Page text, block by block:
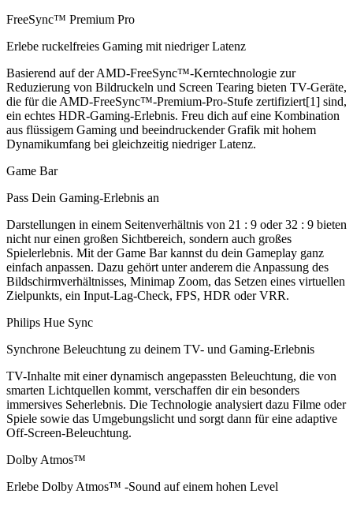
FreeSync™ Premium Pro
Erlebe ruckelfreies Gaming mit niedriger Latenz
Basierend auf der AMD-FreeSync™-Kerntechnologie zur
Reduzierung von Bildruckeln und Screen Tearing bieten TV-Geräte,
die für die AMD-FreeSync™-Premium-Pro-Stufe zertifiziert[1] sind,
ein echtes HDR-Gaming-Erlebnis. Freu dich auf eine Kombination
aus flüssigem Gaming und beeindruckender Grafik mit hohem
Dynamikumfang bei gleichzeitig niedriger Latenz.
Game Bar
Pass Dein Gaming-Erlebnis an
Darstellungen in einem Seitenverhältnis von 21 : 9 oder 32 : 9 bieten
nicht nur einen großen Sichtbereich, sondern auch großes
Spielerlebnis. Mit der Game Bar kannst du dein Gameplay ganz
einfach anpassen. Dazu gehört unter anderem die Anpassung des
Bildschirmverhältnisses, Minimap Zoom, das Setzen eines virtuellen
Zielpunkts, ein Input-Lag-Check, FPS, HDR oder VRR.
Philips Hue Sync
Synchrone Beleuchtung zu deinem TV- und Gaming-Erlebnis
TV-Inhalte mit einer dynamisch angepassten Beleuchtung, die von
smarten Lichtquellen kommt, verschaffen dir ein besonders
immersives Seherlebnis. Die Technologie analysiert dazu Filme oder
Spiele sowie das Umgebungslicht und sorgt dann für eine adaptive
Off-Screen-Beleuchtung.
Dolby Atmos™
Erlebe Dolby Atmos™ -Sound auf einem hohen Level